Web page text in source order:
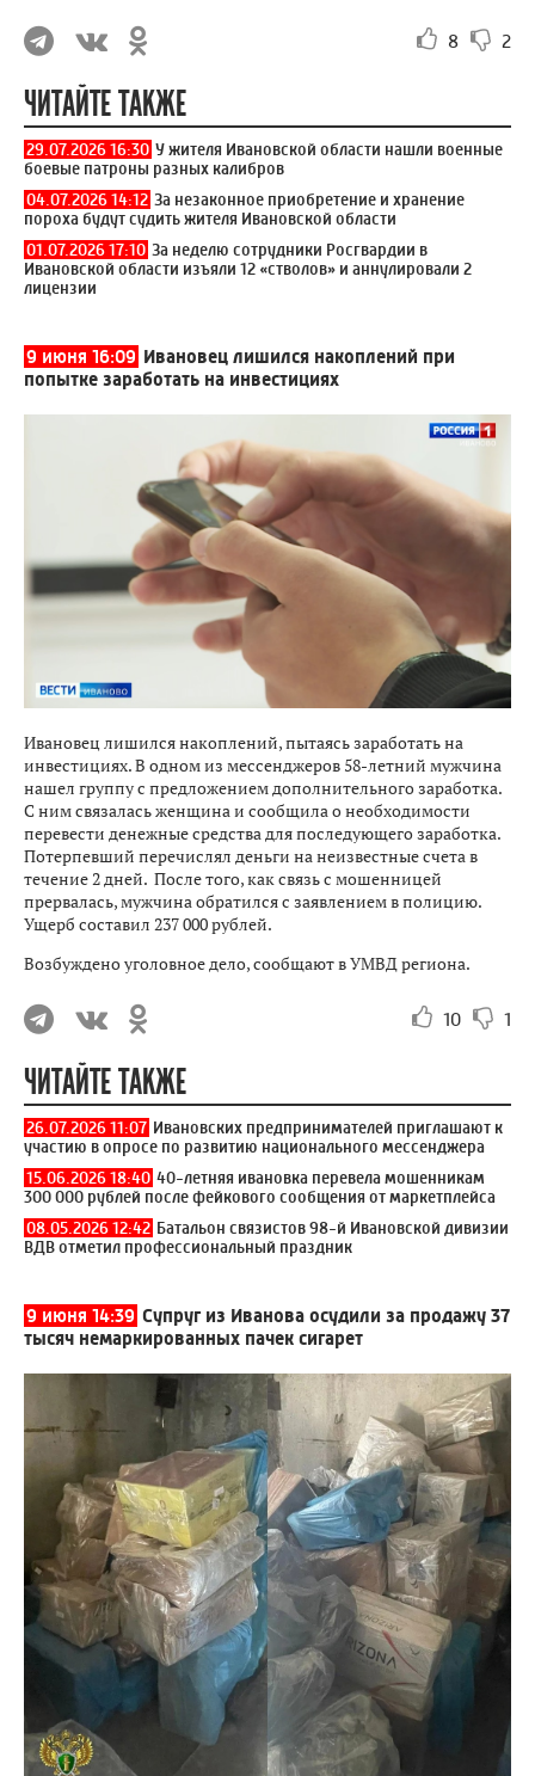
8 2
ЧИТАЙТЕ ТАКЖЕ
29.07.2026 16:30 У жителя Ивановской области нашли военные
боевые патроны разных калибров
04.07.2026 14:12 За незаконное приобретение и хранение
пороха будут судить жителя Ивановской области
01.07.2026 17:10 За неделю сотрудники Росгвардии в
Ивановской области изъяли 12 «стволов» и аннулировали 2
лицензии
9 июня 16:09 Ивановец лишился накоплений при
попытке заработать на инвестициях
Ивановец лишился накоплений, пытаясь заработать на
инвестициях. В одном из мессенджеров 58-летний мужчина
нашел группу с предложением дополнительного заработка.
С ним связалась женщина и сообщила о необходимости
перевести денежные средства для последующего заработка.
Потерпевший перечислял деньги на неизвестные счета в
течение 2 дней. После того, как связь с мошенницей
прервалась, мужчина обратился с заявлением в полицию.
Ущерб составил 237 000 рублей.
Возбуждено уголовное дело, сообщают в УМВД региона.
10 1
ЧИТАЙТЕ ТАКЖЕ
26.07.2026 11:07 Ивановских предпринимателей приглашают к
участию в опросе по развитию национального мессенджера
15.06.2026 18:40 40-летняя ивановка перевела мошенникам
300 000 рублей после фейкового сообщения от маркетплейса
08.05.2026 12:42 Батальон связистов 98-й Ивановской дивизии
ВДВ отметил профессиональный праздник
9 июня 14:39 Супруг из Иванова осудили за продажу 37
тысяч немаркированных пачек сигарет